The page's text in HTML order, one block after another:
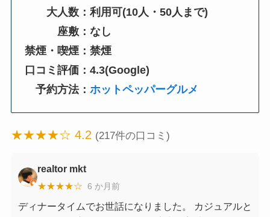
大人数：利用可(10人・50人まで)
座敷：なし
禁煙・喫煙：禁煙
口コミ評価：4.3(Google)
予約方法：ホットペッパーグルメ
★★★★☆ 4.2 (217件の口コミ)
realtor mkt
★★★★☆ 6 か月前
ディナータイムでお世話になりました。 カジュアルと